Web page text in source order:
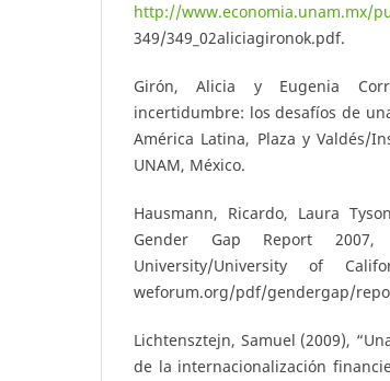
http://www.economia.unam.mx/
349/349_02aliciagironok.pdf.
Girón, Alicia y Eugenia
incertidumbre: los desafíos de
América Latina, Plaza y Valdés/
UNAM, México.
Hausmann, Ricardo, Laura
Gender Gap Report 2007,
University/University of
weforum.org/pdf/gendergap/
Lichtensztejn, Samuel (2009),
de la internacionalización